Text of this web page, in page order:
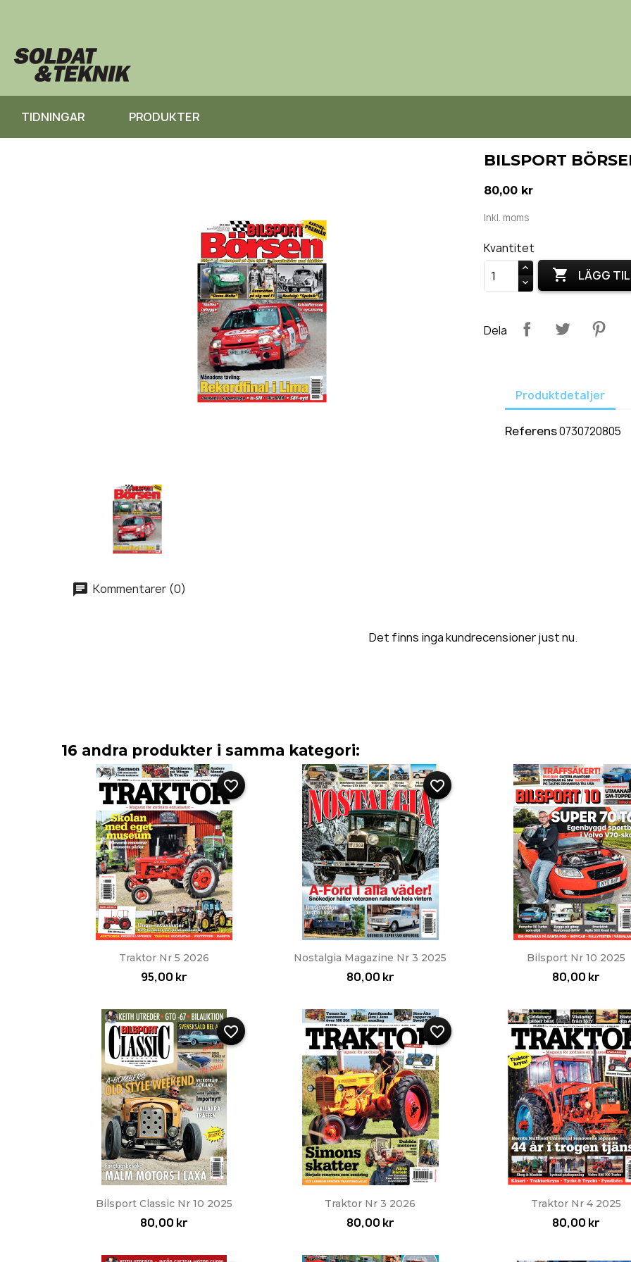
TIDNINGAR PRODUKTER
BILSPORT
80,00 kr
Inkl. moms
Kvantitet
 LÄGG
Dela
Produktdetaljer
Referens0730720805
Kommentarer (0)
Det finns inga kundrecensioner just nu.
16 andra produkter i samma kategori:
Snabbvy
Traktor Nr 5 2026
95,00 kr
favorite_border
Snabbvy
Nostalgia Magazine Nr 3 2025
80,00 kr
favorite_border
Snabbvy
Bilsport Nr 10 2025
80,00 kr
Snabbvy
Bilsport Classic Nr 10 2025
80,00 kr
favorite_border
Snabbvy
Traktor Nr 3 2026
80,00 kr
favorite_border
Snabbvy
Traktor Nr 4 2025
80,00 kr